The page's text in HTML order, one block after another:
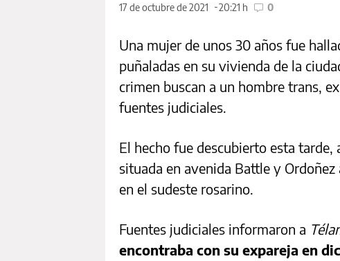
17 de octubre de 2021
20:21 h 0
Una mujer de unos 30 años fue
puñaladas en su vivienda de la
crimen buscan a un hombre trans,
fuentes judiciales.
El hecho fue descubierto esta tarde,
situada en avenida Battle y
en el sudeste rosarino.
Fuentes judiciales informaron a
encontraba con su expareja en